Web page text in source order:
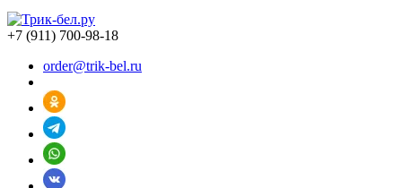
+7 (911) 700-98-18
order@trik-bel.ru